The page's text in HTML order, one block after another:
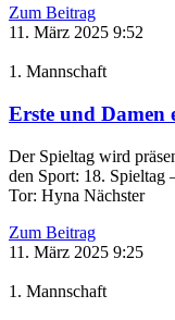
Zum Beitrag
11. März 2025 9:52
1. Mannschaft
Erste und Damen
Der Spieltag wird
den Sport: 18. Spieltag
Tor: Hyna Nächster
Zum Beitrag
11. März 2025 9:25
1. Mannschaft